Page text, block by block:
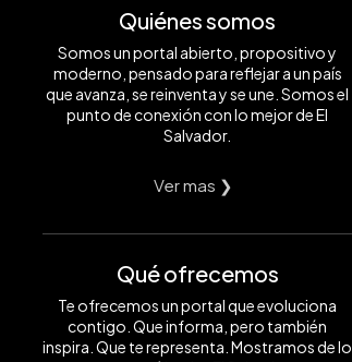
Quiénes somos
Somos un portal abierto, propositivo y
moderno, pensado para reflejar a un país
que avanza, se reinventa y se une. Somos el
punto de conexión con lo mejor de El
Salvador.
Ver mas ❯
Qué ofrecemos
Te ofrecemos un portal que evoluciona
contigo. Que informa, pero también
inspira. Que te representa. Mostramos de lo